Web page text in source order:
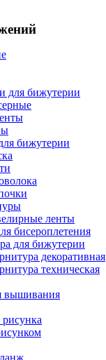
для бижутерии
бижутерии
ленты
бисероплетения
для бижутерии
декоративная
техническая
вышивания
рисунка